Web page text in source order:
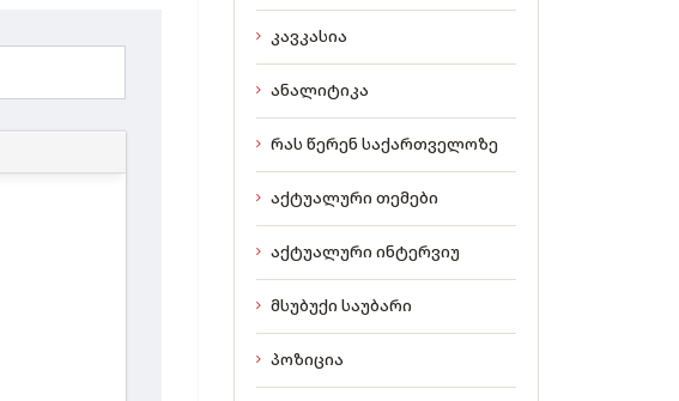
კავკასია
ანალიტიკა
რას წერენ საქართველოზე
აქტუალური თემები
აქტუალური ინტერვიუ
მსუბუქი საუბარი
პოზიცია